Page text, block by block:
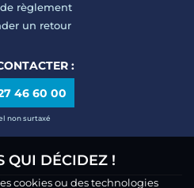
règlement
un retour
:
46 60 00
non surtaxé
QUI DÉCIDEZ !
cookies ou des technologies